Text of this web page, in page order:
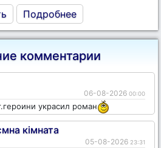
Подробнее
комментарии
06-08-2026 00:00
украсил роман
кімната
05-08-2026 23:31